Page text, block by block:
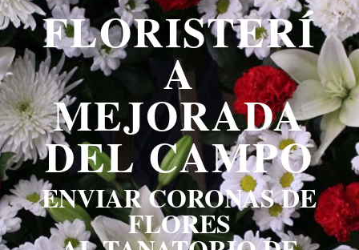
FLORISTERÍ
A
MEJORADA
DEL CAMPO
ENVIAR CORONAS DE
FLORES